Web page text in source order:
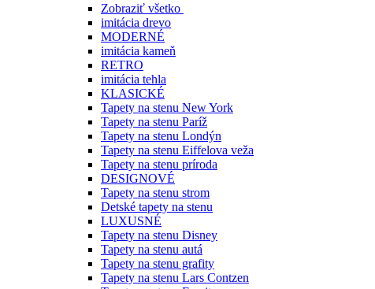
Zobraziť všetko
imitácia drevo
MODERNÉ
imitácia kameň
RETRO
imitácia tehla
KLASICKÉ
Tapety na stenu New York
Tapety na stenu Paríž
Tapety na stenu Londýn
Tapety na stenu Eiffelova veža
Tapety na stenu príroda
DESIGNOVÉ
Tapety na stenu strom
Detské tapety na stenu
LUXUSNÉ
Tapety na stenu Disney
Tapety na stenu autá
Tapety na stenu grafity
Tapety na stenu Lars Contzen